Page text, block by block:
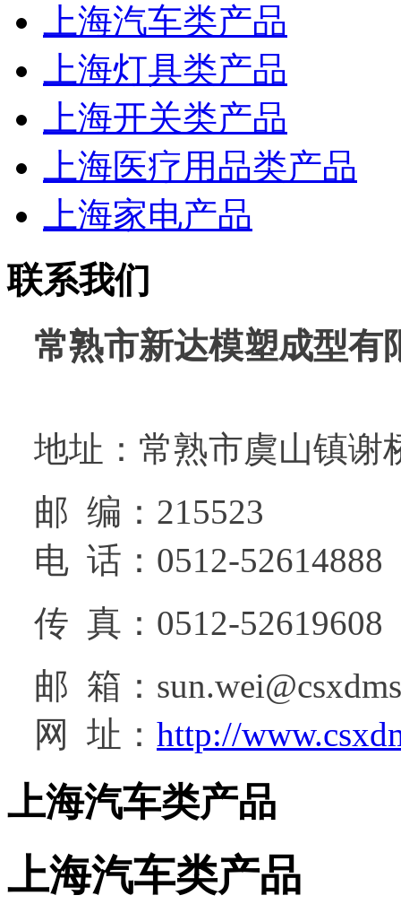
上海汽车类产品
上海灯具类产品
上海开关类产品
上海医疗用品类产品
上海家电产品
联系我们
常熟市新达模塑成型有
地址：常熟市虞山镇谢
邮 编：215523
电 话：0512-52614888
传 真：0512-52619608
邮 箱：
网 址： http://
上海汽车类产品
上海汽车类产品